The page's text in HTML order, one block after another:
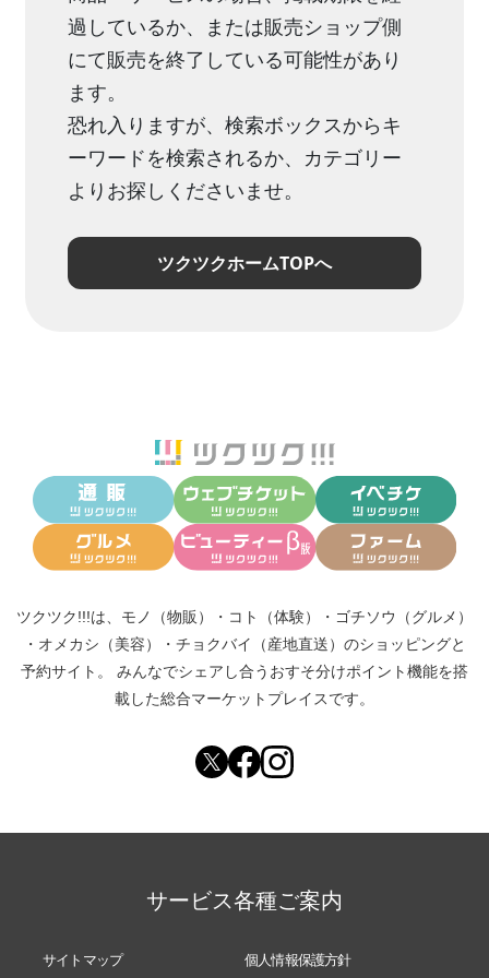
過しているか、または販売ショップ側
にて販売を終了している可能性があり
ます。
恐れ入りますが、検索ボックスからキ
ーワードを検索されるか、カテゴリー
よりお探しくださいませ。
ツクツクホームTOPへ
ツクツク!!!は、 モノ（物販） ・ コト（体験） ・ ゴチソウ（グルメ）
・ オメカシ（美容） ・ チョクバイ（産地直送） のショッピングと
予約サイト。
みんなでシェアし合う おすそ分けポイント機能を搭
載した総合マーケットプレイスです。
サービス各種ご案内
サイトマップ 個人情報保護方針